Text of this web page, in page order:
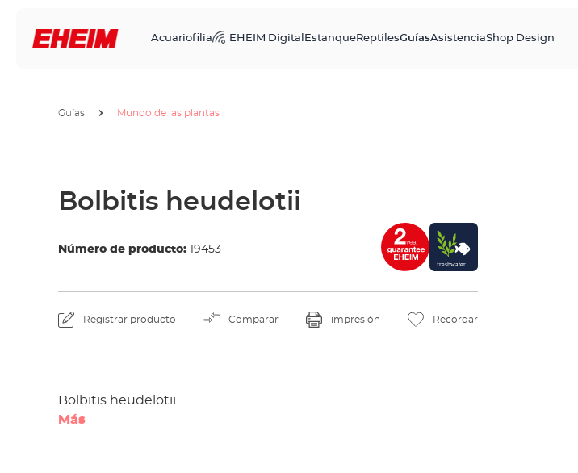
Acuariofilia EHEIM Digital EstanqueReptilesGuíasAsistenciaShop Design
Guías Mundo de las plantas
Bolbitis heudelotii
Número de producto: 19453
Registrar producto Comparar impresión Recordar
Bolbitis heudelotii
Más